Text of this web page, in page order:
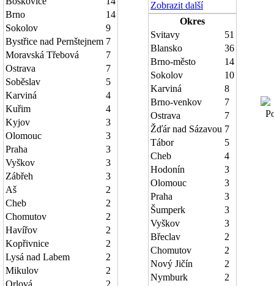
Brno
14
Sokolov
9
Bystřice nad Pernštejnem 7
Moravská Třebová
7
Ostrava
7
Soběslav
5
Karviná
4
Kuřim
4
Kyjov
3
Olomouc
3
Praha
3
Vyškov
3
Zábřeh
3
Aš
2
Cheb
2
Chomutov
2
Havířov
2
Kopřivnice
2
Lysá nad Labem
2
Mikulov
2
Orlová
2
Zobrazit další
Okres
Svitavy
51
Blansko
36
Brno-město
14
Sokolov
10
Karviná
8
Brno-venkov
7
Ostrava
7
Žďár nad Sázavou 7
Tábor
5
Cheb
4
Hodonín
3
Olomouc
3
Praha
3
Šumperk
3
Vyškov
3
Břeclav
2
Chomutov
2
Nový Jičín
2
Nymburk
2